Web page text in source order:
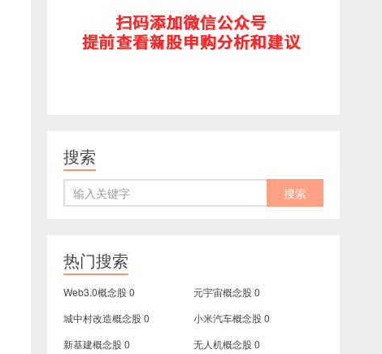
搜索
热门搜索
Web3.0概念股0 元宇宙概念股0
城中村改造概念股0 小米汽车概念股0
新基建概念股0 无人机概念股0